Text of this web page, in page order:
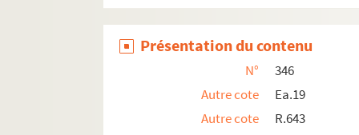
372. Guillelmi Peraldi Summa de vitiis
373. Traité des bonnes mœurs. — « Cy
374. « Celebris tractatus de vitiis et peccatis,
375. « Tractatus moralis de obligationibus
Présentation du contenu
N°
346
Autre cote
Ea.19
Autre cote
R.643